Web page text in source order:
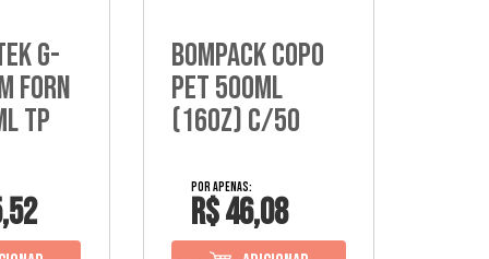
G-
Forn
Tp
Bompack Copo
Pet 500Ml
(16Oz) C/50
R$ 46,08